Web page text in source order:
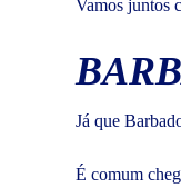
Vamos juntos
Já que
É comum